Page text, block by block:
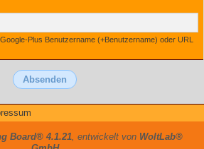
Plus Benutzername (+Benutzername) oder URL
Board® 4.1.21, entwickelt von WoltLab®